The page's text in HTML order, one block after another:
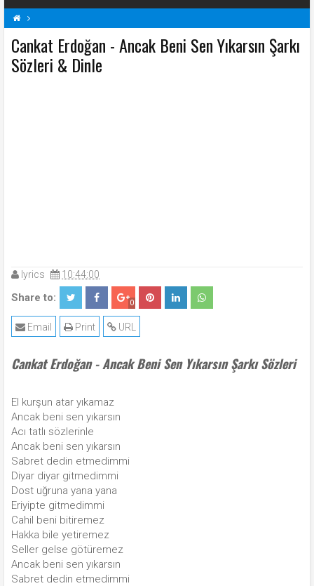
Ancak Beni Sen Yıkarsın Şarkı Sözleri
Cankat Erdoğan Şarkı Sözleri
Şarkı Sözleri
Cankat Erdoğan - Ancak Beni Sen Yıkarsın Şarkı
Sözleri & Dinle
lyrics 10:44:00
Share to: 0
URL
Print
Email
Cankat Erdoğan - Ancak Beni Sen Yıkarsın Şarkı Sözleri
El kurşun atar yıkamaz
Ancak beni sen yıkarsın
Acı tatlı sözlerinle
Ancak beni sen yıkarsın
Sabret dedin etmedimmi
Diyar diyar gitmedimmi
Dost uğruna yana yana
Eriyipte gitmedimmi
Cahil beni bitiremez
Hakka bile yetiremez
Seller gelse götüremez
Ancak beni sen yıkarsın
Sabret dedin etmedimmi